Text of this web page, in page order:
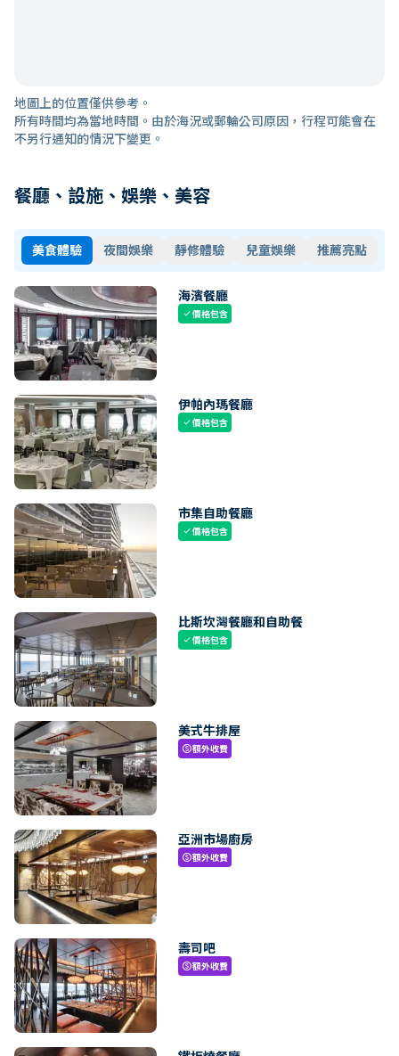
地圖上的位置僅供參考。
所有時間均為當地時間。由於海況或郵輪公司原因，行程可能會在
不另行通知的情況下變更。
餐廳、設施、娛樂、美容
美食體驗 夜間娛樂 靜修體驗 兒童娛樂 推薦亮點
海濱餐廳
check價格包含
伊帕內瑪餐廳
check價格包含
市集自助餐廳
check價格包含
比斯坎灣餐廳和自助餐
check價格包含
美式牛排屋
paid額外收費
亞洲市場廚房
paid額外收費
壽司吧
paid額外收費